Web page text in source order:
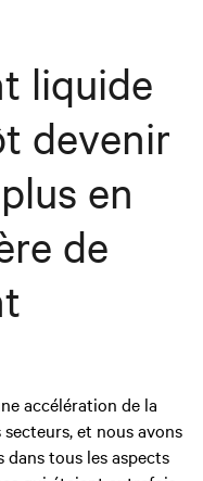
liquide
devenir
en
de
accélération de la
et nous avons
tous les aspects